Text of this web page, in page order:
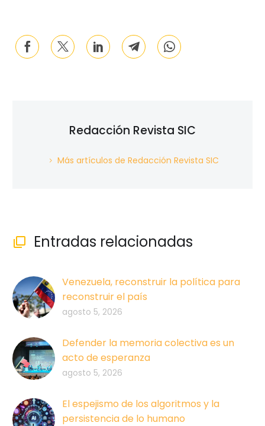
Redacción Revista SIC
Más artículos de Redacción Revista SIC
 Entradas relacionadas
Venezuela, reconstruir la política para
reconstruir el país
agosto 5, 2026
Defender la memoria colectiva es un
acto de esperanza
agosto 5, 2026
El espejismo de los algoritmos y la
persistencia de lo humano